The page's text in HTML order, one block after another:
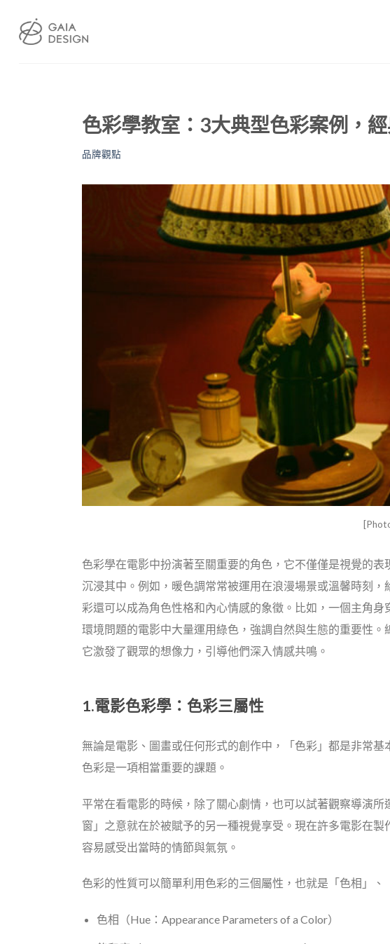
content
色彩學教室：3大典型色彩案例，
品牌觀點
色彩學在電影中扮演著至關重要的角色，它不僅僅是視覺的
沉浸其中。例如，暖色調常常被運用在浪漫場景或溫馨時刻
彩還可以成為角色性格和內心情感的象徵。比如，一個主角
環境問題的電影中大量運用綠色，強調自然與生態的重要性
它激發了觀眾的想像力，引導他們深入情感共鳴。
1.電影色彩學 ：色彩三屬性
無論是電影、圖畫或任何形式的創作中，「色彩」都是非常
色彩是一項相當重要的課題。
平常在看電影的時候，除了關心劇情，也可以試著觀察導演
窗」之意就在於被賦予的另一種視覺享受。 現在許多電影在製
容易感受出當時的情節與氣氛。
色彩的性質可以簡單利用色彩的三個屬性，也就是「色相」、
色相（Hue：Appearance Parameters of a Color）